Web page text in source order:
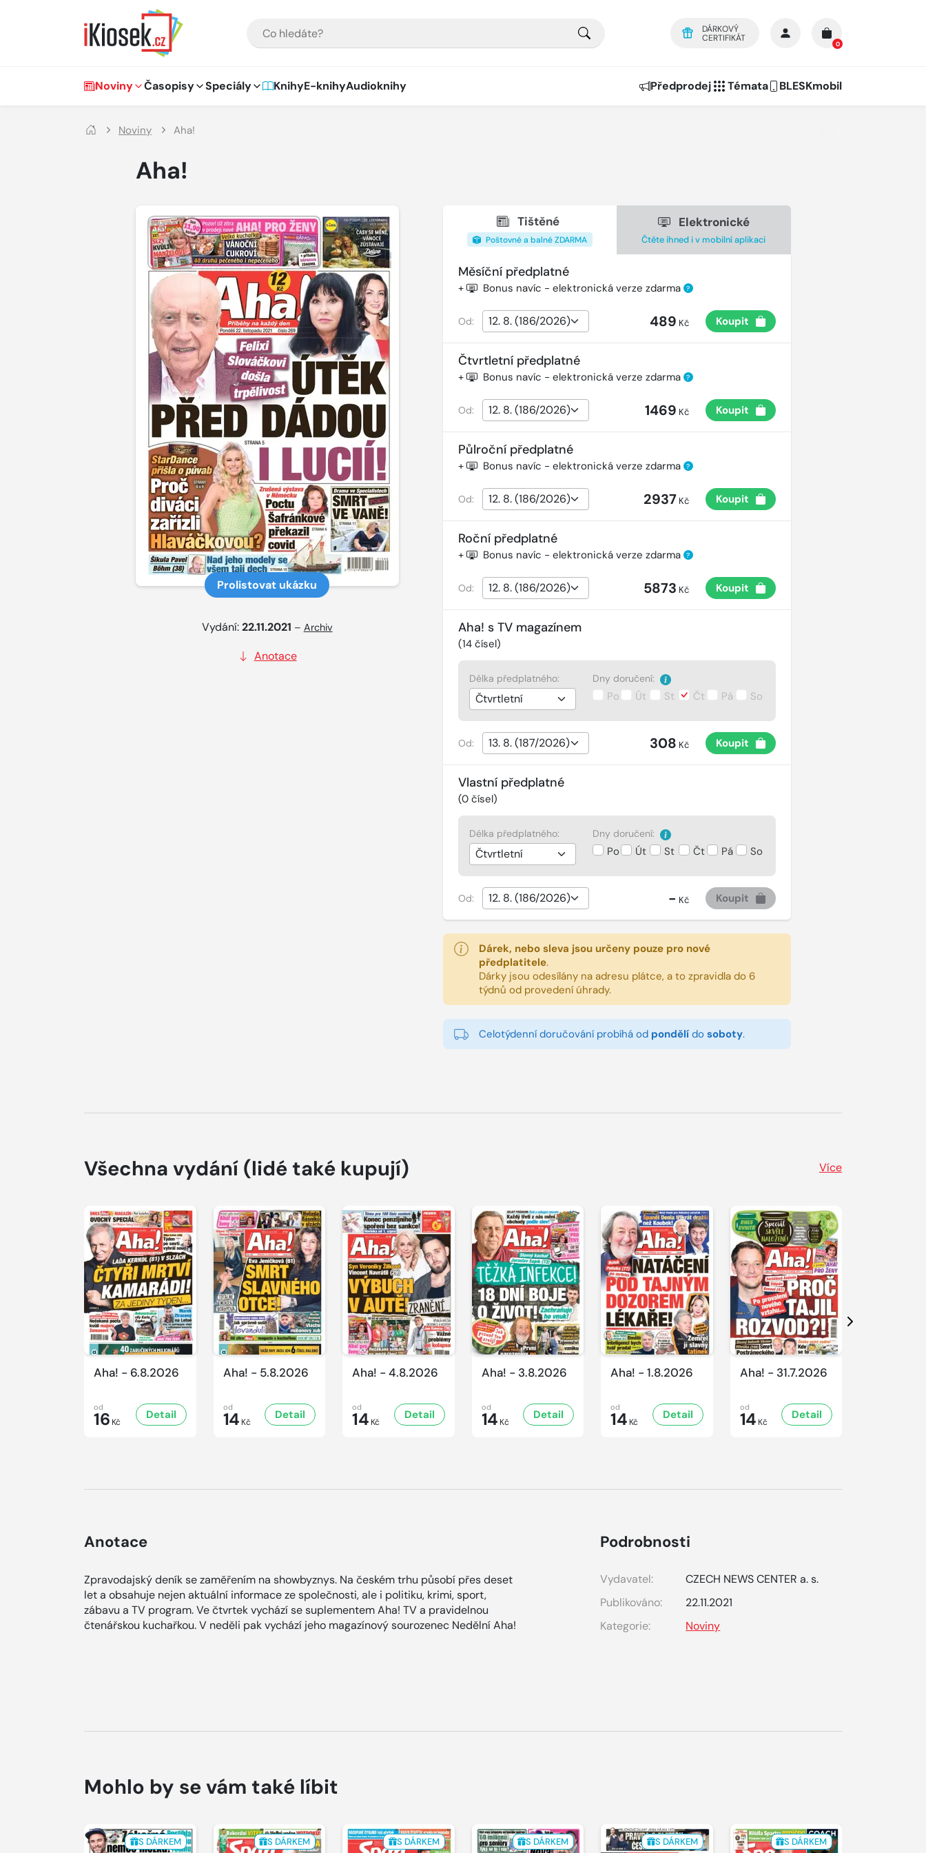
DÁRKOVÝ
CERTIFIKÁT
0
Hlavní navigace
Noviny Časopisy Speciály KnihyE-knihyAudioknihy Předprodej Témata BLESKmobil
Noviny Aha!
Aha!
Prolistovat ukázku
Vydání:22.11.2021 – Archiv
Anotace
Tištěné
Poštovné a balné ZDARMA
Elektronické
Čtěte ihned i v mobilní aplikaci
Měsíční předplatné
+ Bonus navíc - elektronická verze zdarma ?
Od: 489 Kč Koupit
Čtvrtletní předplatné
+ Bonus navíc - elektronická verze zdarma ?
Od: 1469 Kč Koupit
Půlroční předplatné
+ Bonus navíc - elektronická verze zdarma ?
Od: 2937 Kč Koupit
Roční předplatné
+ Bonus navíc - elektronická verze zdarma ?
Od: 5873 Kč Koupit
Aha! s TV magazínem
(14čísel)
Délka předplatného: Dny doručení:
Po Út St Čt Pá So
Od: 308 Kč Koupit
Vlastní předplatné
(0čísel)
Délka předplatného: Dny doručení:
Po Út St Čt Pá So
Od: - Kč Koupit
Dárek, nebo sleva jsou určeny pouze pro nové
předplatitele.
Dárky jsou odesílány na adresu plátce, a to zpravidla do 6
týdnů od provedení úhrady.
Celotýdenní doručování probíhá od pondělído soboty.
Všechna vydání (lidé také kupují) Více
Aha! - 6.8.2026
od
16 Kč
Detail
Aha! - 5.8.2026
od
14 Kč
Detail
Aha! - 4.8.2026
od
14 Kč
Detail
Aha! - 3.8.2026
od
14 Kč
Detail
Aha! - 1.8.2026
od
14 Kč
Detail
Aha! - 31.7.2026
od
14 Kč
Detail
Další
Anotace
Zpravodajský deník se zaměřením na showbyznys. Na českém trhu působí přes deset
let a obsahuje nejen aktuální informace ze společnosti, ale i politiku, krimi, sport,
zábavu a TV program. Ve čtvrtek vychází se suplementem Aha! TV a pravidelnou
čtenářskou kuchařkou. V neděli pak vychází jeho magazínový sourozenec Nedělní Aha!
Podrobnosti
Vydavatel:
CZECH NEWS CENTER a. s.
Publikováno:
22.11.2021
Kategorie:
Noviny
Mohlo by se vám také líbit
S DÁRKEM S DÁRKEM S DÁRKEM S DÁRKEM S DÁRKEM S DÁRKEM